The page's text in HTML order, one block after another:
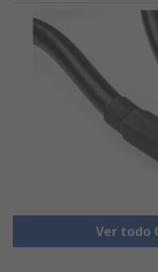
Ver todo